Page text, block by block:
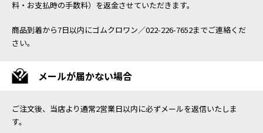
料・お支払時の手数料）を返金させていただきます。
商品到着から7日以内にゴムクロワン／022-226-7652までご連絡くだ
さい。
メールが届かない場合
ご注文後、当店より通常2営業日以内に必ずメールを返信いたしま
す。